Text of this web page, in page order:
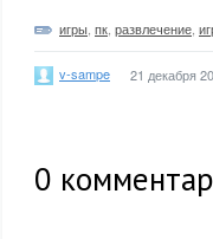
игры пк развлечение
v-sampe 21 декабря
0